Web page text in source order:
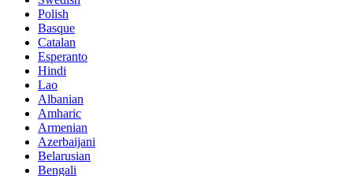
Polish
Basque
Catalan
Esperanto
Hindi
Lao
Albanian
Amharic
Armenian
Azerbaijani
Belarusian
Bengali